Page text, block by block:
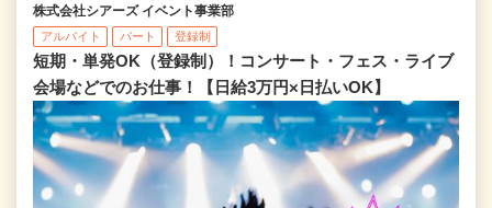
株式会社シアーズ イベント事業部
アルバイト パート 登録制
短期・単発OK（登録制）！コンサート・フェス・ライブ
会場などでのお仕事！【日給3万円×日払いOK】